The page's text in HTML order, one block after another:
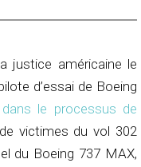
justice américaine le
d’essai de Boeing
le processus de
victimes du vol 302
du Boeing 737 MAX,